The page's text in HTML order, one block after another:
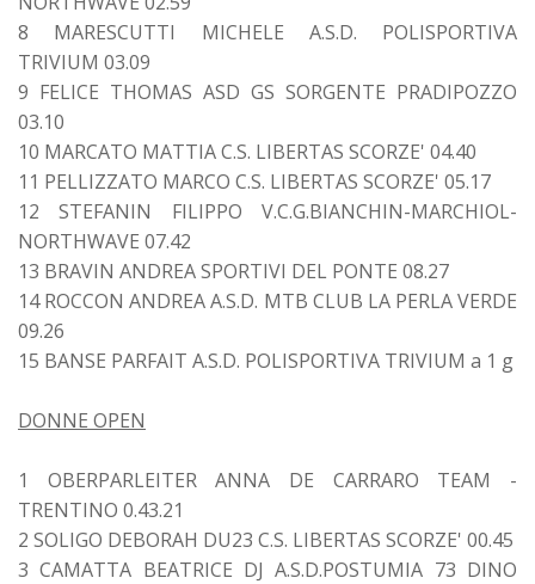
8 MARESCUTTI MICHELE A.S.D. POLISPORTIVA
TRIVIUM 03.09
9 FELICE THOMAS ASD GS SORGENTE PRADIPOZZO
03.10
10 MARCATO MATTIA C.S. LIBERTAS SCORZE' 04.40
11 PELLIZZATO MARCO C.S. LIBERTAS SCORZE' 05.17
12 STEFANIN FILIPPO V.C.G.BIANCHIN-MARCHIOL-
NORTHWAVE 07.42
13 BRAVIN ANDREA SPORTIVI DEL PONTE 08.27
14 ROCCON ANDREA A.S.D. MTB CLUB LA PERLA VERDE
09.26
15 BANSE PARFAIT A.S.D. POLISPORTIVA TRIVIUM a 1 g
DONNE OPEN
1 OBERPARLEITER ANNA DE CARRARO TEAM -
TRENTINO 0.43.21
2 SOLIGO DEBORAH DU23 C.S. LIBERTAS SCORZE' 00.45
3 CAMATTA BEATRICE DJ A.S.D.POSTUMIA 73 DINO